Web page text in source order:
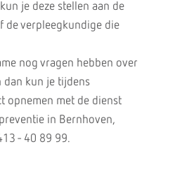
je deze stellen aan de
de verpleegkundige die
nog vragen hebben over
dan kun je tijdens
opnemen met de dienst
in Bernhoven,
- 40 89 99.